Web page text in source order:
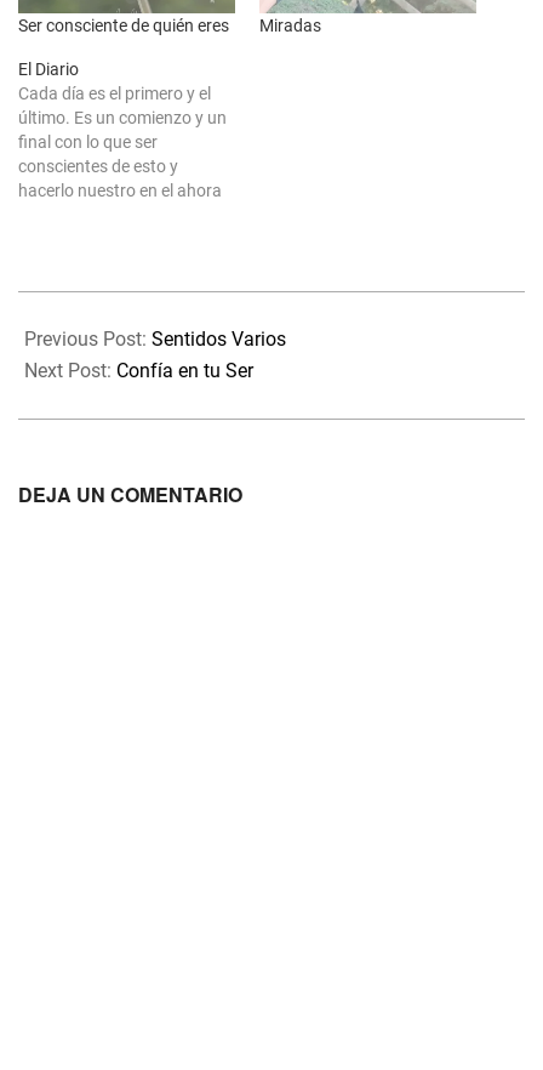
Ser consciente de quién eres Miradas
El Diario
Cada día es el primero y el
último. Es un comienzo y un
final con lo que ser
conscientes de esto y
hacerlo nuestro en el ahora
la vida no es otro que el que
05-
14
Previous Post: Sentidos Varios
Next Post: Confía en tu Ser
DEJA UN COMENTARIO